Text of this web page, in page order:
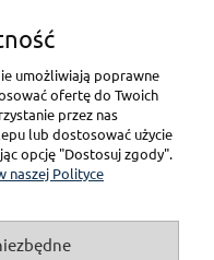
umożliwiają poprawne
ofertę do Twoich
przez nas
lub dostosować użycie
opcję "Dostosuj zgody".
naszej Polityce